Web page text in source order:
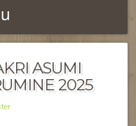
ASUMI
2025